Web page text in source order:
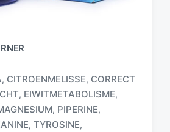
, CITROENMELISSE, CORRECT
, EIWITMETABOLISME,
, PIPERINE,
, TYROSINE,